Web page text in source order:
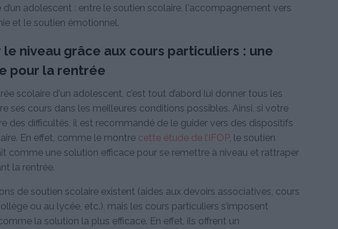
d’un adolescent : entre le soutien scolaire, l'accompagnement vers
et le soutien émotionnel.
le niveau grâce aux cours particuliers : une
pour la rentrée
scolaire d'un adolescent, c’est tout d’abord lui donner tous les
ses cours dans les meilleures conditions possibles. Ainsi, si votre
des difficultés, il est recommandé de le guider vers des dispositifs
En effet, comme le montre cette étude de l’IFOP, le soutien
comme une solution efficace pour se remettre à niveau et rattraper
la rentrée.
de soutien scolaire existent (aides aux devoirs associatives, cours
ou au lycée, etc.), mais les cours particuliers s’imposent
la solution la plus efficace. En effet, ils offrent un